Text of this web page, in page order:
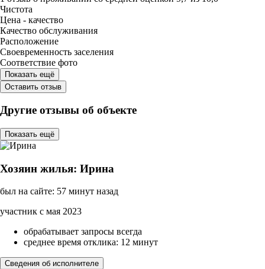
Чистота
Цена - качество
Качество обслуживания
Расположение
Своевременность заселения
Соответствие фото
Показать ещё
Оставить отзыв
Другие отзывы об объекте
Показать ещё
Хозяин жилья: Ирина
был на сайте: 57 минут назад
участник с мая 2023
обрабатывает запросы всегда
среднее время отклика: 12 минут
Сведения об исполнителе